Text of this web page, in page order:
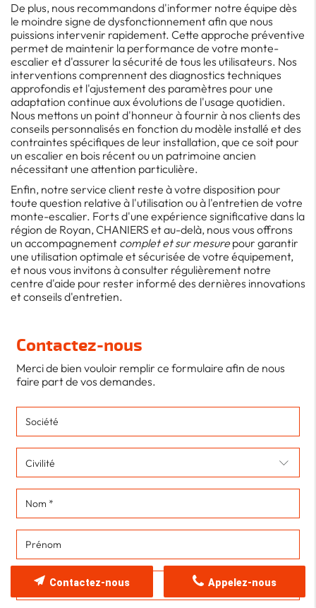
De plus, nous recommandons d'informer notre équipe dès
le moindre signe de dysfonctionnement afin que nous
puissions intervenir rapidement. Cette approche préventive
permet de maintenir la performance de votre monte-
escalier et d'assurer la sécurité de tous les utilisateurs. Nos
interventions comprennent des diagnostics techniques
approfondis et l'ajustement des paramètres pour une
adaptation continue aux évolutions de l'usage quotidien.
Nous mettons un point d'honneur à fournir à nos clients des
conseils personnalisés en fonction du modèle installé et des
contraintes spécifiques de leur installation, que ce soit pour
un escalier en bois récent ou un patrimoine ancien
nécessitant une attention particulière.
Enfin, notre service client reste à votre disposition pour
toute question relative à l'utilisation ou à l'entretien de votre
monte-escalier. Forts d'une expérience significative dans la
région de Royan, CHANIERS et au-delà, nous vous offrons
un accompagnement complet et sur mesurepour garantir
une utilisation optimale et sécurisée de votre équipement,
et nous vous invitons à consulter régulièrement notre
centre d'aide pour rester informé des dernières innovations
et conseils d'entretien.
Contactez-nous
Merci de bien vouloir remplir ce formulaire afin de nous
faire part de vos demandes.
Appelez-nous
Contactez-nous